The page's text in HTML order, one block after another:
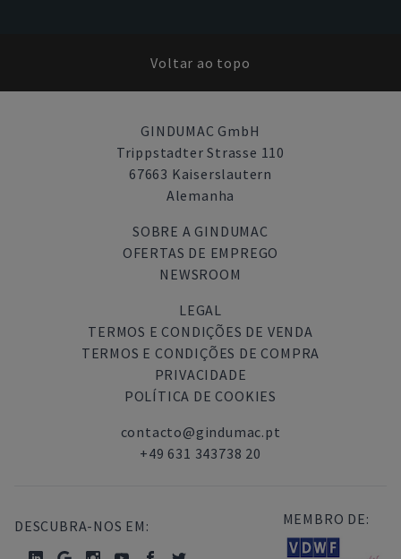
Voltar ao topo
GINDUMAC GmbH
Trippstadter Strasse 110
67663 Kaiserslautern
Alemanha
SOBRE A GINDUMAC
OFERTAS DE EMPREGO
NEWSROOM
LEGAL
TERMOS E CONDIÇÕES DE VENDA
TERMOS E CONDIÇÕES DE COMPRA
PRIVACIDADE
POLÍTICA DE COOKIES
contacto@gindumac.pt
+49 631 343738 20
DESCUBRA-NOS EM: MEMBRO DE: